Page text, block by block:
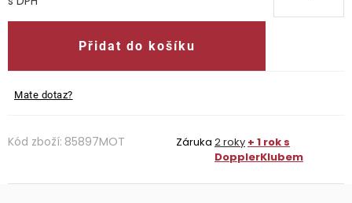
Přidat do košíku
Mate dotaz?
Kód zboží: 85897MOT Záruka 2 roky + 1 rok s
DopplerKlubem